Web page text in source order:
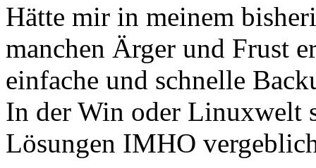
Hätte mir in meinem
manchen Ärger und Frust
einfache und schnelle
In der Win oder Linuxwelt
Lösungen IMHO